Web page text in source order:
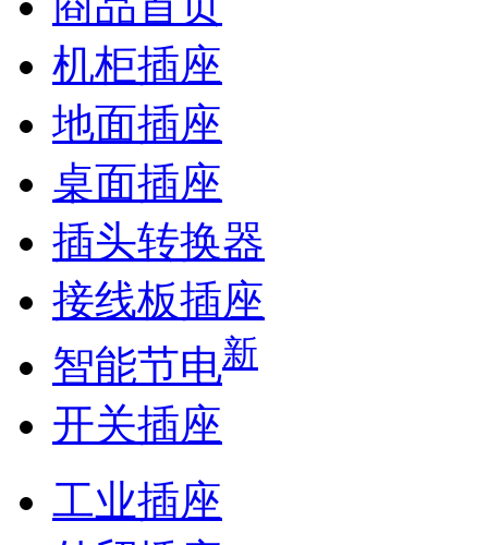
机柜插座
地面插座
桌面插座
插头转换器
接线板插座
智能节电新
开关插座
工业插座